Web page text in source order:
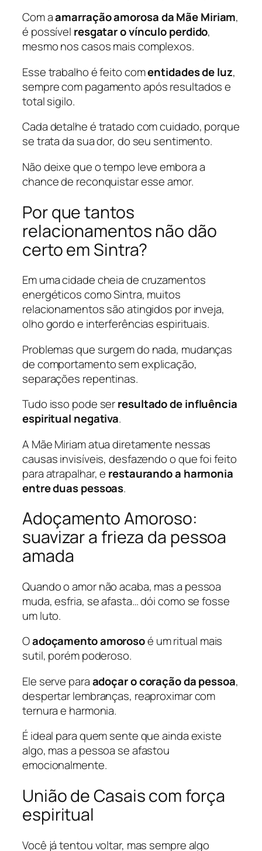
Com aamarração amorosa da Mãe Miriam,
é possível resgatar o vínculo perdido,
mesmo nos casos mais complexos.
Esse trabalho é feito comentidades de luz,
sempre com pagamento após resultados e
total sigilo.
Cada detalhe é tratado com cuidado, porque
se trata da sua dor, do seu sentimento.
Não deixe que o tempo leve embora a
chance de reconquistar esse amor.
Por que tantos
relacionamentos não dão
certo em Sintra?
Em uma cidade cheia de cruzamentos
energéticos como Sintra, muitos
relacionamentos são atingidos por inveja,
olho gordo e interferências espirituais.
Problemas que surgem do nada, mudanças
de comportamento sem explicação,
separações repentinas.
Tudo isso pode serresultado de influência
espiritual negativa.
A Mãe Miriam atua diretamente nessas
causas invisíveis, desfazendo o que foi feito
para atrapalhar, e restaurando a harmonia
entre duas pessoas.
Adoçamento Amoroso:
suavizar a frieza da pessoa
amada
Quando o amor não acaba, mas a pessoa
muda, esfria, se afasta… dói como se fosse
um luto.
Oadoçamento amorosoé um ritual mais
sutil, porém poderoso.
Ele serve paraadoçar o coração da pessoa,
despertar lembranças, reaproximar com
ternura e harmonia.
É ideal para quem sente que ainda existe
algo, mas a pessoa se afastou
emocionalmente.
União de Casais com força
espiritual
Você já tentou voltar, mas sempre algo